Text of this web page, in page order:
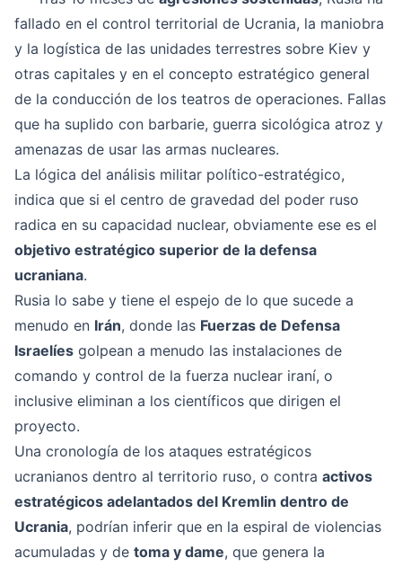
fallado en el control territorial de Ucrania, la maniobra
y la logística de las unidades terrestres sobre Kiev y
otras capitales y en el concepto estratégico general
de la conducción de los teatros de operaciones. Fallas
que ha suplido con barbarie, guerra sicológica atroz y
amenazas de usar las armas nucleares.
La lógica del análisis militar político-estratégico,
indica que si el centro de gravedad del poder ruso
radica en su capacidad nuclear, obviamente ese es el
objetivo estratégico superior de la defensa
ucraniana.
Rusia lo sabe y tiene el espejo de lo que sucede a
menudo en Irán, donde las Fuerzas de Defensa
Israelíes golpean a menudo las instalaciones de
comando y control de la fuerza nuclear iraní, o
inclusive eliminan a los científicos que dirigen el
proyecto.
Una cronología de los ataques estratégicos
ucranianos dentro al territorio ruso, o contra activos
estratégicos adelantados del Kremlin dentro de
Ucrania, podrían inferir que en la espiral de violencias
acumuladas y de toma y dame, que genera la